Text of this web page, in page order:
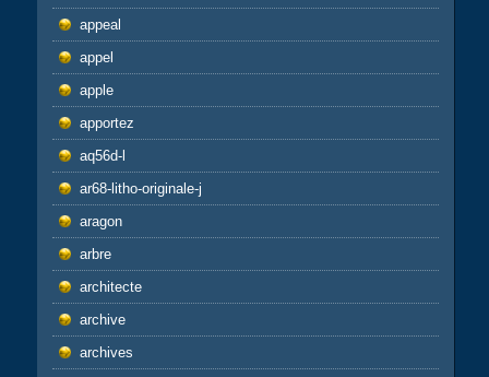
appeal
appel
apple
apportez
aq56d-l
ar68-litho-originale-j
aragon
arbre
architecte
archive
archives